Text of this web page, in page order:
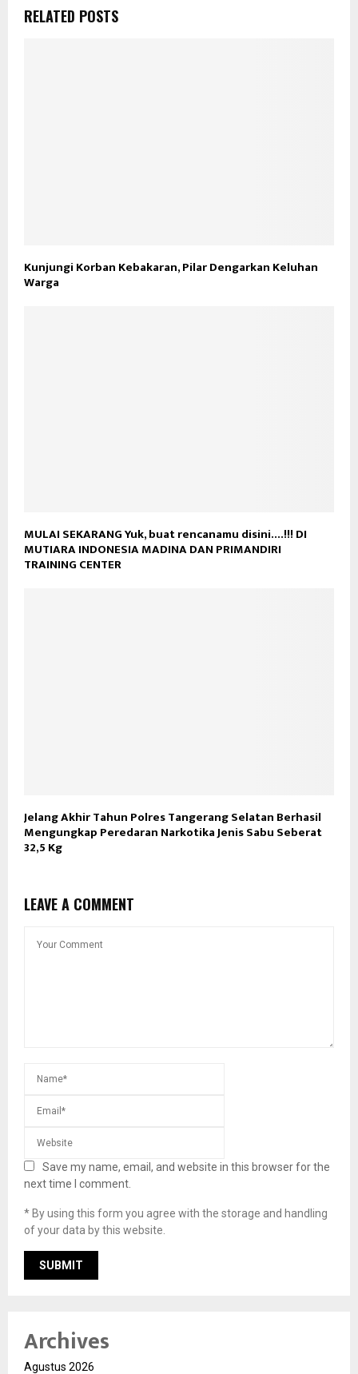
RELATED POSTS
Kunjungi Korban Kebakaran, Pilar Dengarkan Keluhan
Warga
MULAI SEKARANG Yuk, buat rencanamu disini….!!! DI
MUTIARA INDONESIA MADINA DAN PRIMANDIRI
TRAINING CENTER
Jelang Akhir Tahun Polres Tangerang Selatan Berhasil
Mengungkap Peredaran Narkotika Jenis Sabu Seberat
32,5 Kg
LEAVE A COMMENT
Save my name, email, and website in this browser for the
next time I comment.
* By using this form you agree with the storage and handling
of your data by this website.
Archives
Agustus 2026